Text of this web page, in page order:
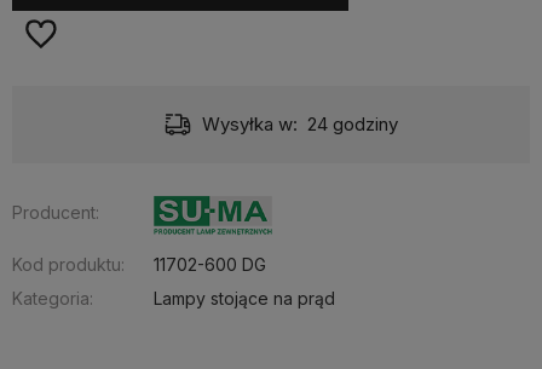
Wysyłka w: 24 godziny
Producent:
Kod produktu:
11702-600 DG
Kategoria:
Lampy stojące na prąd